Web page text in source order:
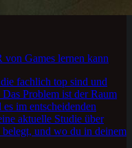
Games lernen kann
fachlich top sind und
Problem ist der Raum
im entscheidenden
aktuelle Studie über
und wo du in deinem